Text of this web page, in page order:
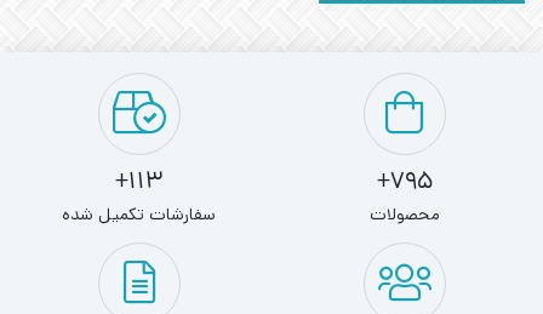
795+
محصولات
113+
سفارشات تکمیل شده